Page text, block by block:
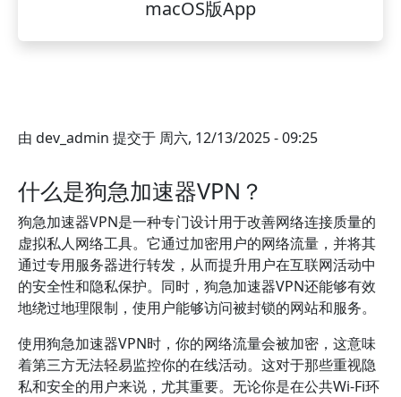
macOS版App
由 dev_admin 提交于 周六, 12/13/2025 - 09:25
什么是狗急加速器VPN？
狗急加速器VPN是一种专门设计用于改善网络连接质量的
虚拟私人网络工具。它通过加密用户的网络流量，并将其
通过专用服务器进行转发，从而提升用户在互联网活动中
的安全性和隐私保护。同时，狗急加速器VPN还能够有效
地绕过地理限制，使用户能够访问被封锁的网站和服务。
使用狗急加速器VPN时，你的网络流量会被加密，这意味
着第三方无法轻易监控你的在线活动。这对于那些重视隐
私和安全的用户来说，尤其重要。无论你是在公共Wi-Fi环